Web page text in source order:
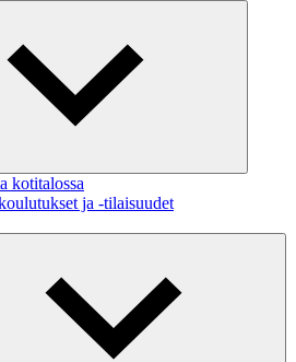
kotitalossa
ja -tilaisuudet